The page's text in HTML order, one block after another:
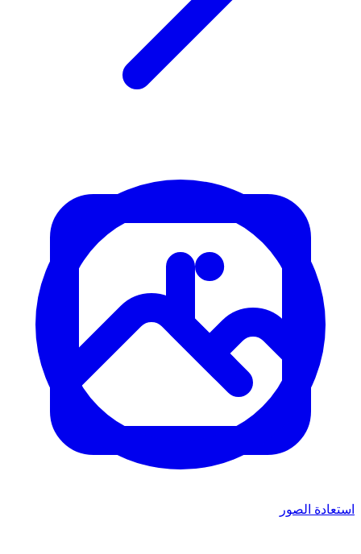
استعادة الصور